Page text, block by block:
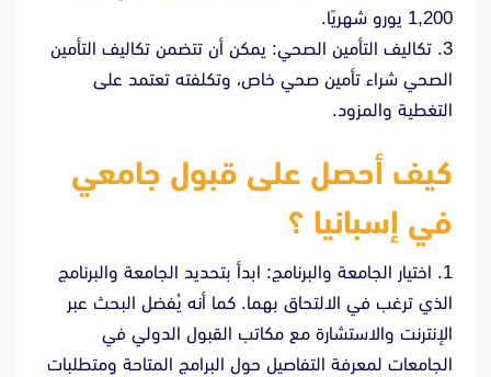
1,200 يورو شهريًا.
3. تكاليف التأمين الصحي: يمكن أن تتضمن تكاليف التأمين
الصحي شراء تأمين صحي خاص، وتكلفته تعتمد على
التغطية والمزود.
كيف أحصل على قبول جامعي
في إسبانيا ؟
1. اختيار الجامعة والبرنامج: ابدأ بتحديد الجامعة والبرنامج
الذي ترغب في الالتحاق بهما. كما أنه يُفضل البحث عبر
الإنترنت والاستشارة مع مكاتب القبول الدولي في
الجامعات لمعرفة التفاصيل حول البرامج المتاحة ومتطلبات